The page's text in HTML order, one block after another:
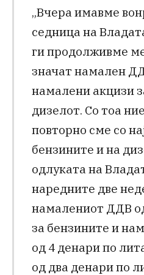
„Вчера имавме
седница на
ги продолживме
значат намален
намалени акцизи
дизелот. Со тоа
повторно сме со
бензините и на
одлуката на
наредните две
намалениот ДДВ
за бензините и
од 4 денари по
од два денари по